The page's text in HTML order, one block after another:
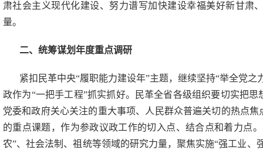
肃社会主义现代化建设、努力谱写加快建设幸福美好新甘肃
量。
二、统筹谋划年度重点调研
紧扣民革中央“履职能力建设年”主题，继续坚持“举全党
政作为“一把手工程”抓实抓好。民革全省各级组织要切实把
党委和政府关心关注的重大事项、人民群众普遍关切的热点
的重点课题，作为参政议政工作的切入点、结合点和着力点
农”、社会法制、祖统等领域的研究力量，聚焦实施“强工业